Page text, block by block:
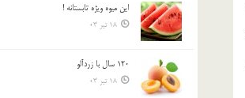
اين ميوه ويژه تابستانه !
18 تیر 03
120 سال با زردآلو
18 تیر 03